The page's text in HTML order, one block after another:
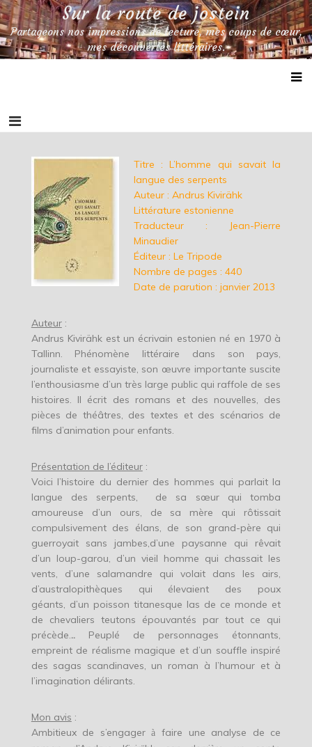
Skip
to
content
Sur la route de jostein
Partageons nos impressions de lecture, mes coups de cœur,
mes découvertes littéraires.
Titre : L’homme qui savait la
langue des serpents
Auteur : Andrus Kivirähk
Littérature estonienne
Traducteur :
Jean-Pierre
Minaudier
Éditeur : Le Tripode
Nombre de pages : 440
Date de parution : janvier 2013
Auteur:
Andrus Kivirähk est un écrivain estonien né en 1970 à
Tallinn. Phénomène littéraire dans son pays,
journaliste et essayiste, son œuvre importante suscite
l’enthousiasme d’un très large public qui raffole de ses
histoires. Il écrit des romans et des nouvelles, des
pièces de théâtres, des textes et des scénarios de
films d’animation pour enfants.
Présentation de l’éditeur:
Voici l’histoire du dernier des hommes qui parlait la
langue des serpents, de sa sœur qui tomba
amoureuse d’un ours, de sa mère qui rôtissait
compulsivement des élans, de son grand-père qui
guerroyait sans jambes,d’une paysanne qui rêvait
d’un loup-garou, d’un vieil homme qui chassait les
vents, d’une salamandre qui volait dans les airs,
d’australopithèques qui élevaient des poux
géants, d’un poisson titanesque las de ce monde et
de chevaliers teutons épouvantés par tout ce qui
précède...Peuplé de personnages étonnants,
empreint de réalisme magique et d’un souffle inspiré
des sagas scandinaves, un roman à l’humour et à
l’imagination délirants.
Mon avis :
Ambitieux de s’engagerà faire une analyse de ce